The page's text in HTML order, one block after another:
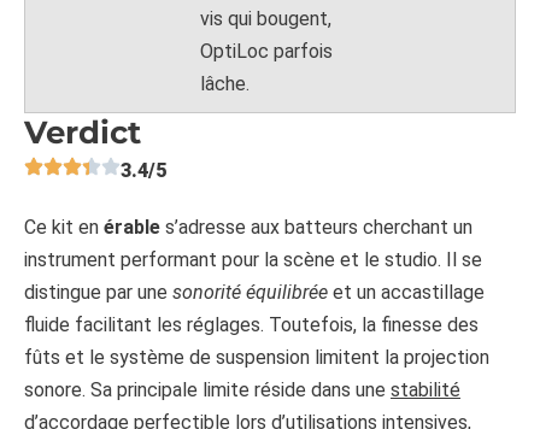
vis qui bougent,
OptiLoc parfois
lâche.
Verdict
3.4/5
Ce kit en érable s’adresse aux batteurs cherchant un
instrument performant pour la scène et le studio. Il se
distingue par une sonorité équilibrée et un accastillage
fluide facilitant les réglages. Toutefois, la finesse des
fûts et le système de suspension limitent la projection
sonore. Sa principale limite réside dans une stabilité
d’accordage perfectible lors d’utilisations intensives,